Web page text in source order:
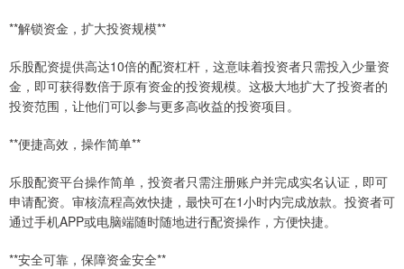
**解锁资金，扩大投资规模**
乐股配资提供高达10倍的配资杠杆，这意味着投资者只需投入少量资
金，即可获得数倍于原有资金的投资规模。这极大地扩大了投资者的
投资范围，让他们可以参与更多高收益的投资项目。
**便捷高效，操作简单**
乐股配资平台操作简单，投资者只需注册账户并完成实名认证，即可
申请配资。审核流程高效快捷，最快可在1小时内完成放款。投资者可
通过手机APP或电脑端随时随地进行配资操作，方便快捷。
**安全可靠，保障资金安全**